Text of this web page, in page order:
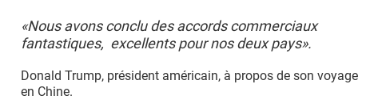
«Nous avons conclu des accords commerciaux
fantastiques, excellents pour nos deux pays».
Donald Trump, président américain, à propos de son voyage
en Chine.